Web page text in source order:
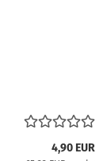
4,90 EUR